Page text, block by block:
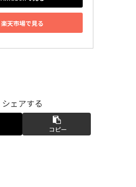
楽天市場で見る
シェアする
コピー